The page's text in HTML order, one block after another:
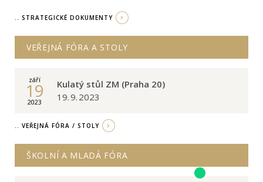
.. STRATEGICKÉ DOKUMENTY
VEŘEJNÁ FÓRA A STOLY
září
19
2023
Kulatý stůl ZM (Praha 20)
19. 9. 2023
.. VEŘEJNÁ FÓRA / STOLY
ŠKOLNÍ A MLADÁ FÓRA